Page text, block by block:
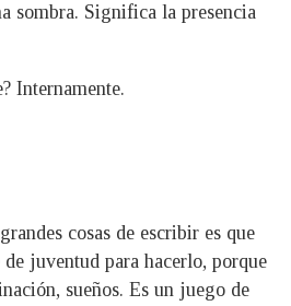
sombra. Significa la presencia
Internamente.
cosas de escribir es que
de juventud para hacerlo, porque
sueños. Es un juego de